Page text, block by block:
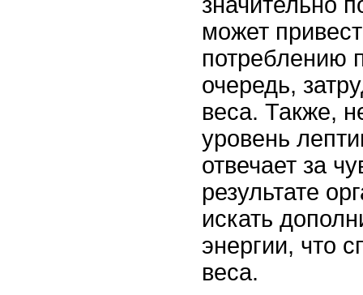
может
потреблению
очередь,
веса. Также,
уровень
отвечает за
результате
искать
энергии, что
веса.